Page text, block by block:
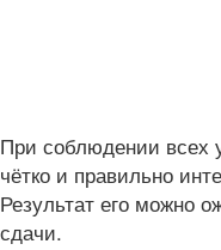
При соблюдении всех
чётко и правильно
Результат его можно
сдачи.